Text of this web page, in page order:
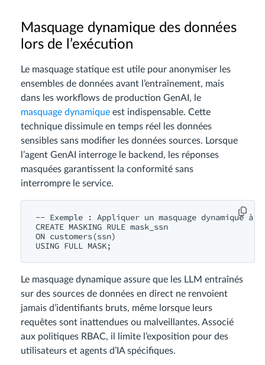
Masquage dynamique des données
lors de l’exécution
Le masquage statique est utile pour anonymiser les
ensembles de données avant l’entraînement, mais
dans les workflows de production GenAI, le
masquage dynamique est indispensable. Cette
technique dissimule en temps réel les données
sensibles sans modifier les données sources. Lorsque
l’agent GenAI interroge le backend, les réponses
masquées garantissent la conformité sans
interrompre le service.
-- Exemple : Appliquer un masquage dynamique à
CREATE MASKING RULE mask_ssn
ON customers(ssn)
Le masquage dynamique assure que les LLM entraînés
sur des sources de données en direct ne renvoient
jamais d’identifiants bruts, même lorsque leurs
requêtes sont inattendues ou malveillantes. Associé
aux politiques RBAC, il limite l’exposition pour des
utilisateurs et agents d’IA spécifiques.